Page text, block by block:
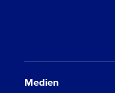
Medien